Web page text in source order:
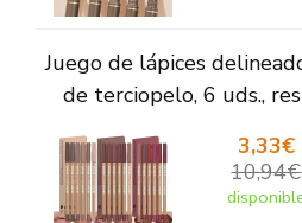
Juego de lápices
de terciopelo, 6 uds.,
3,33€
10,94€